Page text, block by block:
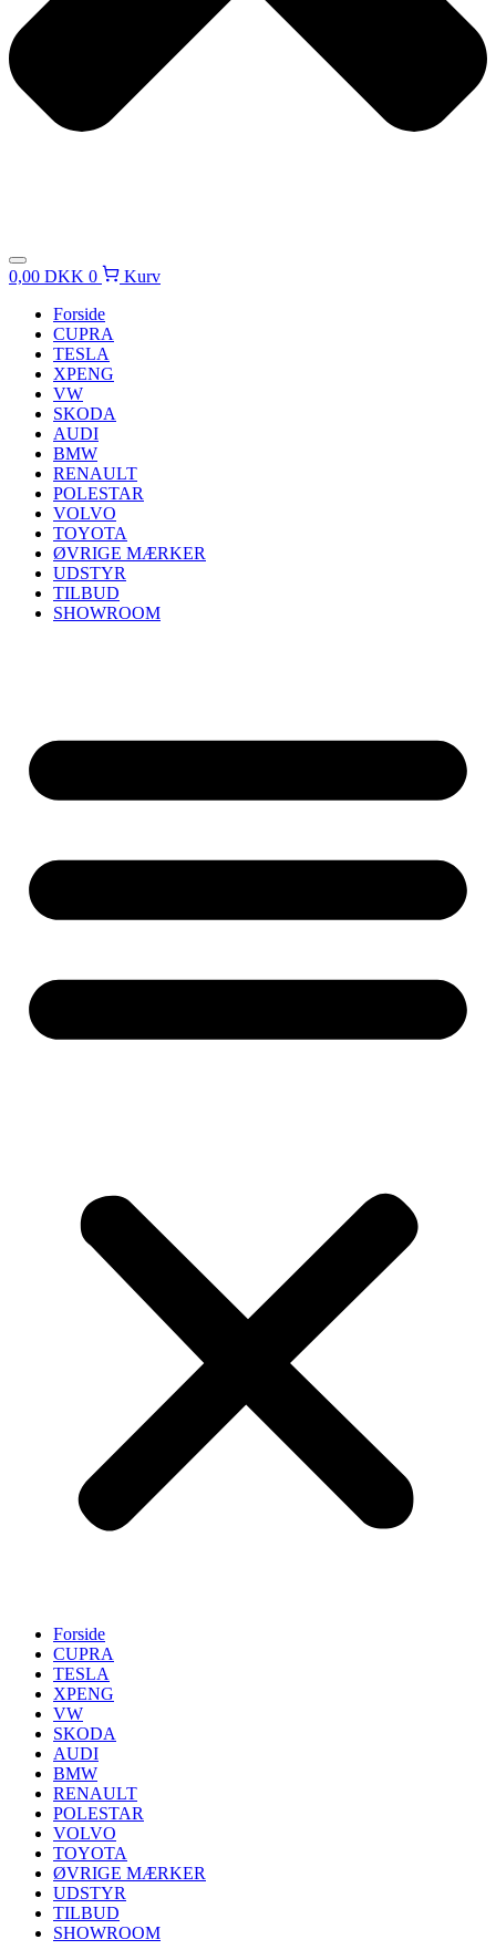
0,00 DKK 0
Kurv
Forside
CUPRA
TESLA
XPENG
VW
SKODA
AUDI
BMW
RENAULT
POLESTAR
VOLVO
TOYOTA
ØVRIGE MÆRKER
UDSTYR
TILBUD
SHOWROOM
Forside
CUPRA
TESLA
XPENG
VW
SKODA
AUDI
BMW
RENAULT
POLESTAR
VOLVO
TOYOTA
ØVRIGE MÆRKER
UDSTYR
TILBUD
SHOWROOM